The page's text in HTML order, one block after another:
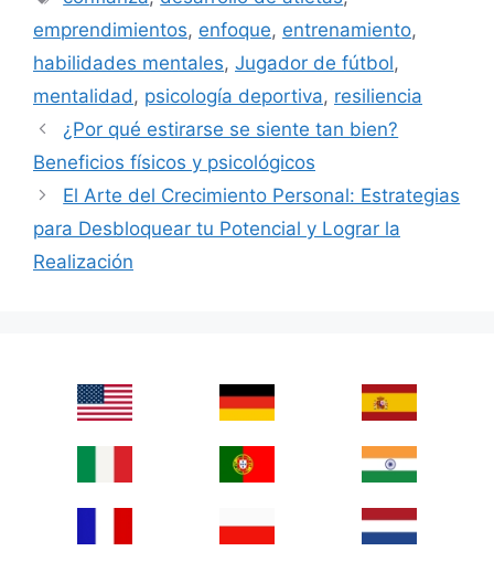
emprendimientos, enfoque, entrenamiento,
habilidades mentales, Jugador de fútbol,
mentalidad, psicología deportiva, resiliencia
¿Por qué estirarse se siente tan bien?
Beneficios físicos y psicológicos
El Arte del Crecimiento Personal: Estrategias
para Desbloquear tu Potencial y Lograr la
Realización